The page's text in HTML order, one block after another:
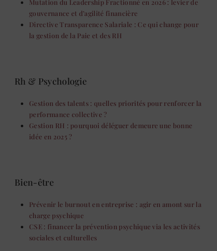
Mutation du Leadership Fractionné en 2026 : levier de
gouvernance et d’agilité financière
Directive Transparence Salariale : Ce qui change pour
la gestion de la Paie et des RH
Rh & Psychologie
Gestion des talents : quelles priorités pour renforcer la
performance collective ?
Gestion RH : pourquoi déléguer demeure une bonne
idée en 2025 ?
Bien-être
Prévenir le burnout en entreprise : agir en amont sur la
charge psychique
CSE : financer la prévention psychique via les activités
sociales et culturelles